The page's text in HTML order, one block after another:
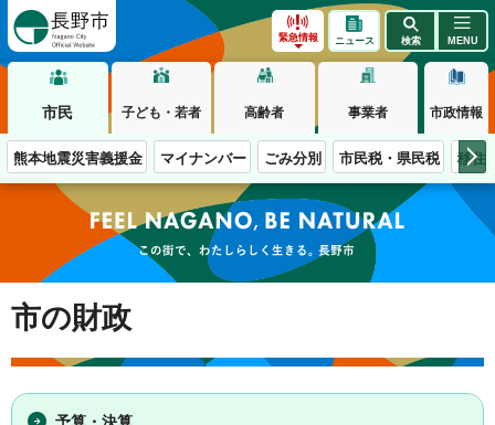
緊急情報 ニュース 検索 MENU
市民 子ども・若者 高齢者 事業者 市政情報
熊本地震災害義援金 マイナンバー ごみ分別 市民税・県民税 移住
この街で、わたしらしく生きる。長野市
市の財政